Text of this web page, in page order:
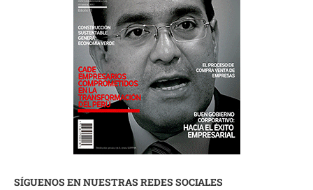
SÍGUENOS EN NUESTRAS REDES SOCIALES